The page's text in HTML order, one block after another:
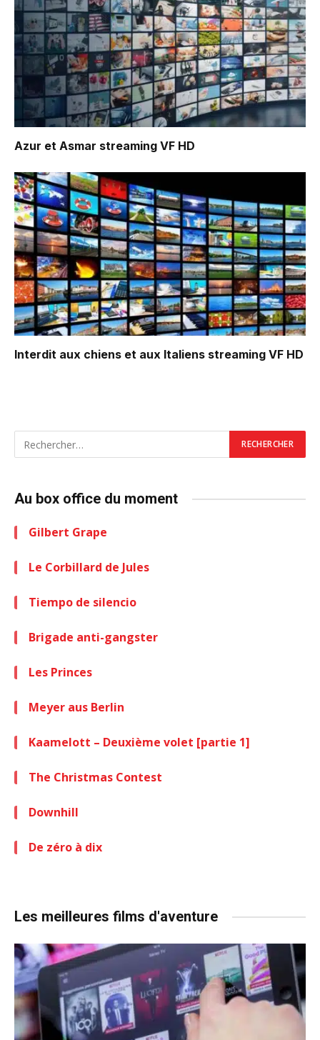
Azur et Asmar streaming VF HD
Interdit aux chiens et aux Italiens streaming VF HD
Au box office du moment
Gilbert Grape
Le Corbillard de Jules
Tiempo de silencio
Brigade anti-gangster
Les Princes
Meyer aus Berlin
Kaamelott – Deuxième volet [partie 1]
The Christmas Contest
Downhill
De zéro à dix
Les meilleures films d'aventure